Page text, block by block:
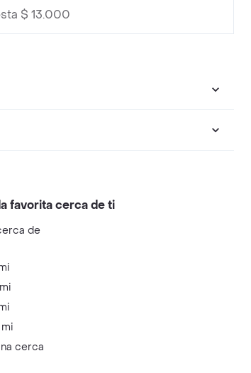
$ 13.000
favorita cerca de ti
de
cerca